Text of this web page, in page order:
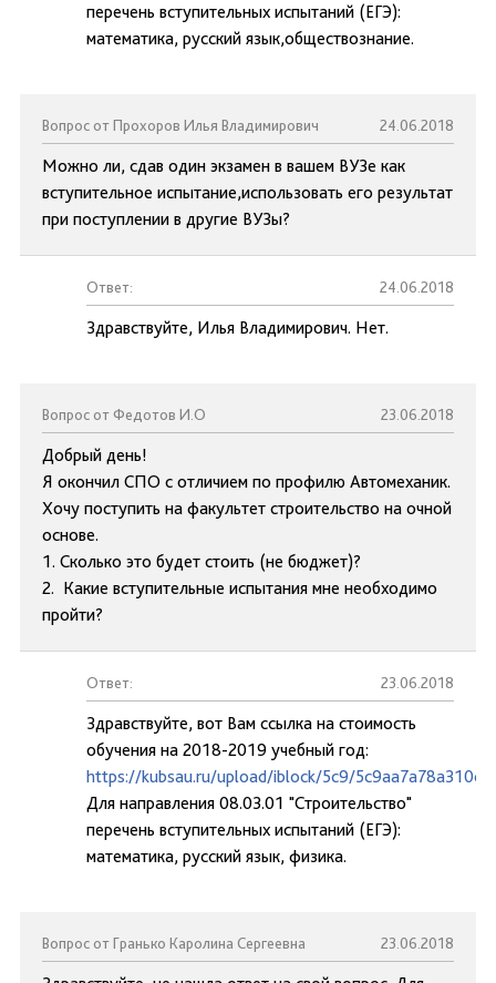
перечень вступительных испытаний (ЕГЭ):
математика, русский язык,обществознание.
Вопрос от Прохоров Илья Владимирович 24.06.2018
Можно ли, сдав один экзамен в вашем ВУЗе как
вступительное испытание,использовать его результат
при поступлении в другие ВУЗы?
Ответ: 24.06.2018
Здравствуйте, Илья Владимирович. Нет.
Вопрос от Федотов И.О 23.06.2018
Добрый день!
Я окончил СПО с отличием по профилю Автомеханик.
Хочу поступить на факультет строительство на очной
основе.
1. Сколько это будет стоить (не бюджет)?
2. Какие вступительные испытания мне необходимо
пройти?
Ответ: 23.06.2018
Здравствуйте, вот Вам ссылка на стоимость
обучения на 2018-2019 учебный год:
https://kubsau.ru/upload/iblock/5c9/
Для направления 08.03.01 "Строительство"
перечень вступительных испытаний (ЕГЭ):
математика, русский язык, физика.
Вопрос от Гранько Каролина Сергеевна 23.06.2018